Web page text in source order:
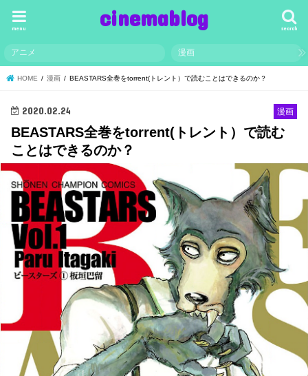
cinemablog search
menu
アニメ 漫画
HOME 漫画 BEASTARS全巻をtorrent(トレント）で読むことはできるのか？
漫画
2020.02.24
BEASTARS全巻をtorrent(トレント）で読む
ことはできるのか？